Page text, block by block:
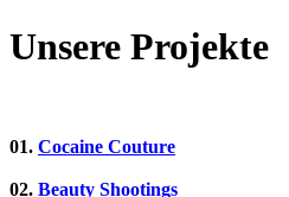
Unsere Projekte
01. Cocaine Couture
02. Beauty Shootings